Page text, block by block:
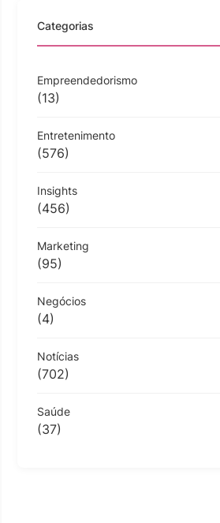
Categorias
Empreendedorismo
(13)
Entretenimento
(576)
Insights
(456)
Marketing
(95)
Negócios
(4)
Notícias
(702)
Saúde
(37)